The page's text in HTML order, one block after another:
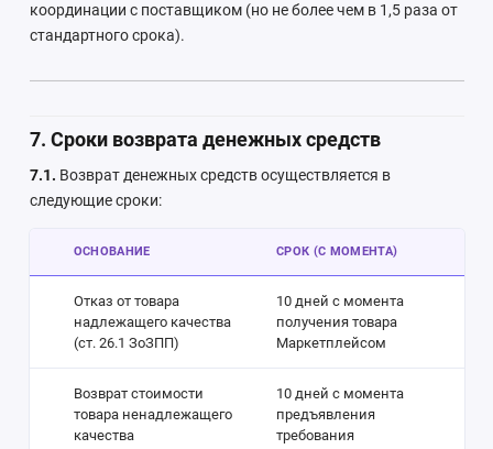
координации с поставщиком (но не более чем в 1,5 раза от
стандартного срока).
7. Сроки возврата денежных средств
7.1. Возврат денежных средств осуществляется в
следующие сроки:
ОСНОВАНИЕ СРОК (С МОМЕНТА)
Отказ от товара
надлежащего качества
(ст. 26.1 ЗоЗПП)
10 дней с момента
получения товара
Маркетплейсом
Возврат стоимости
товара ненадлежащего
качества
10 дней с момента
предъявления
требования